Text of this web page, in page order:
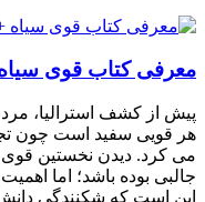
معرفی کتاب قوی سیاه
پیش از کشف استرالیا،
هر قویى سفید است چون
می کرد. دیدن نخستین قوى
جالبى بوده باشد؛ اما
این است که شکنندگى